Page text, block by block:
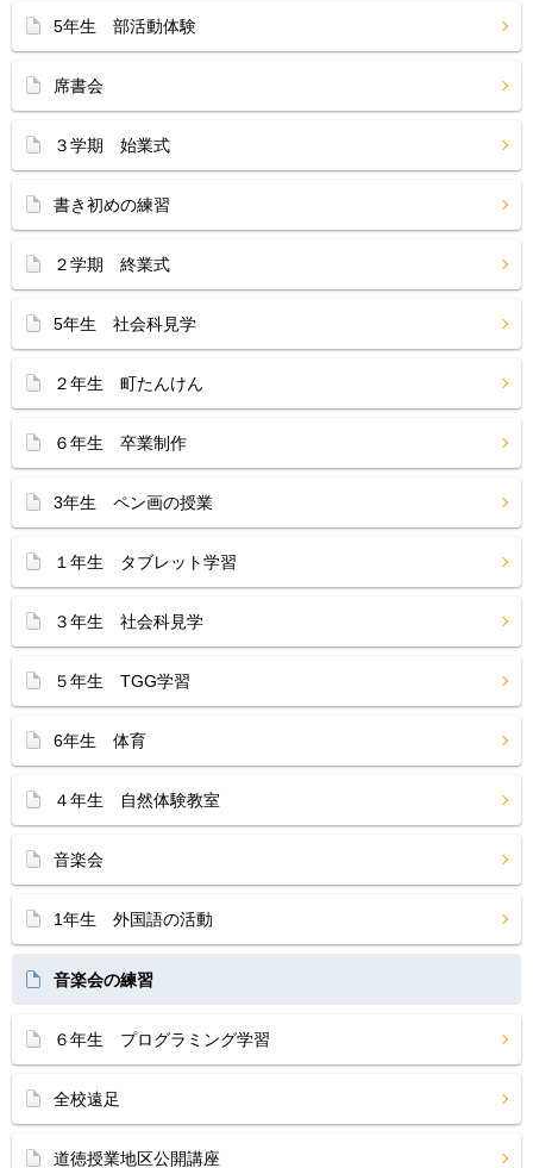
5年生 部活動体験
席書会
３学期 始業式
書き初めの練習
２学期 終業式
5年生 社会科見学
２年生 町たんけん
６年生 卒業制作
3年生 ペン画の授業
１年生 タブレット学習
３年生 社会科見学
５年生 TGG学習
6年生 体育
４年生 自然体験教室
音楽会
1年生 外国語の活動
音楽会の練習
６年生 プログラミング学習
全校遠足
道徳授業地区公開講座